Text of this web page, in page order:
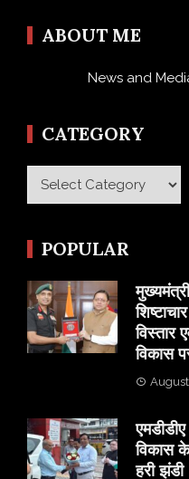
ABOUT ME
News and
CATEGORY
Category
POPULAR
विकास
विकास
हरी झंडी